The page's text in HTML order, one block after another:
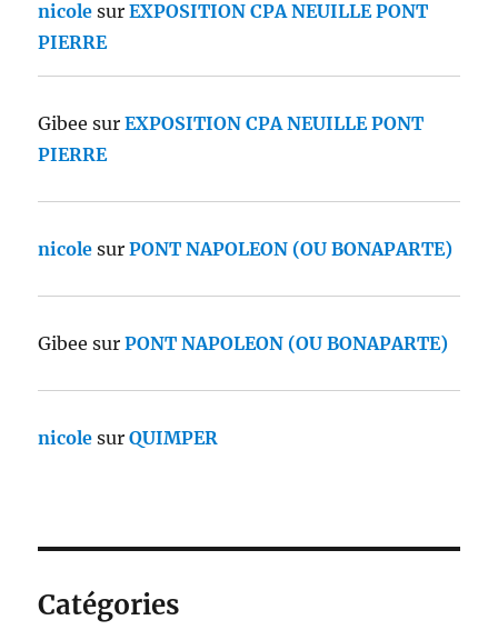
nicole surEXPOSITION CPA NEUILLE PONT
PIERRE
Gibee surEXPOSITION CPA NEUILLE PONT
PIERRE
nicole surPONT NAPOLEON (OU BONAPARTE)
Gibee surPONT NAPOLEON (OU BONAPARTE)
nicole surQUIMPER
Catégories